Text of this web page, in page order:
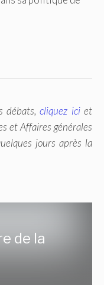
débats,cliquez iciet
et Affaires générales
jours après la
de la